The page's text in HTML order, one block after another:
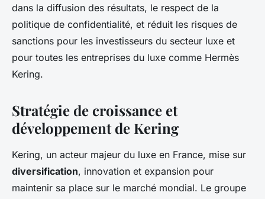
dans la diffusion des résultats, le respect de la
politique de confidentialité, et réduit les risques de
sanctions pour les investisseurs du secteur luxe et
pour toutes les entreprises du luxe comme Hermès
Kering.
Stratégie de croissance et
développement de Kering
Kering, un acteur majeur du luxe en France, mise sur
diversification, innovation et expansion pour
maintenir sa place sur le marché mondial. Le groupe